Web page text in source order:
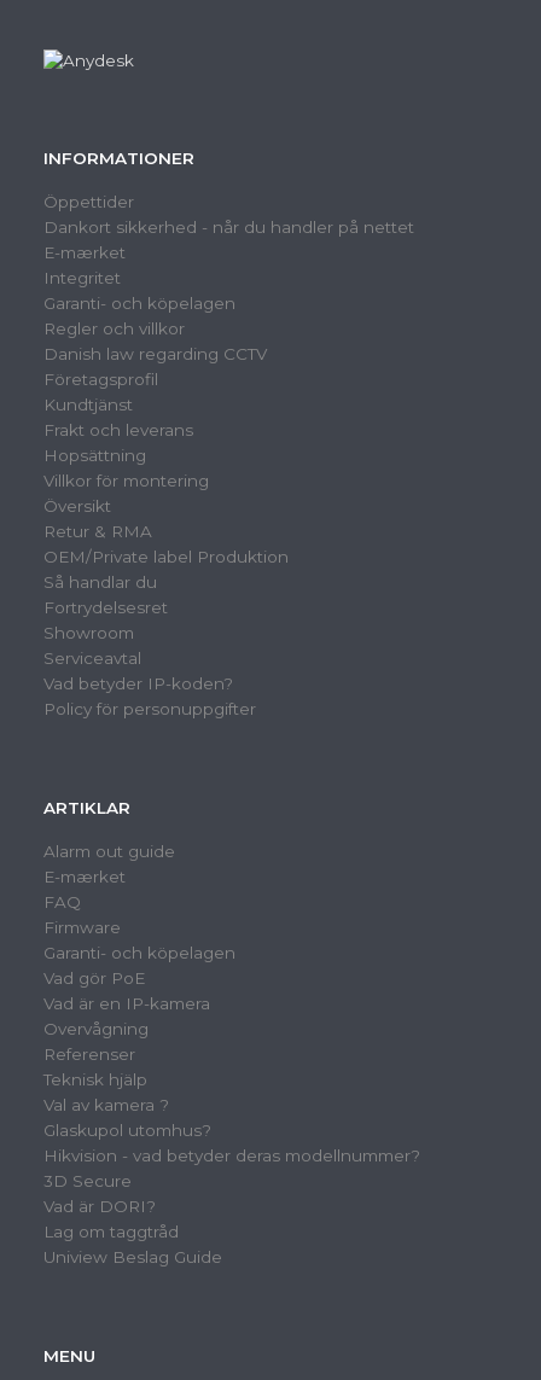
INFORMATIONER
Öppettider
Dankort sikkerhed - når du handler på nettet
E-mærket
Integritet
Garanti- och köpelagen
Regler och villkor
Danish law regarding CCTV
Företagsprofil
Kundtjänst
Frakt och leverans
Hopsättning
Villkor för montering
Översikt
Retur & RMA
OEM/Private label Produktion
Så handlar du
Fortrydelsesret
Showroom
Serviceavtal
Vad betyder IP-koden?
Policy för personuppgifter
ARTIKLAR
Alarm out guide
E-mærket
FAQ
Firmware
Garanti- och köpelagen
Vad gör PoE
Vad är en IP-kamera
Overvågning
Referenser
Teknisk hjälp
Val av kamera ?
Glaskupol utomhus?
Hikvision - vad betyder deras modellnummer?
3D Secure
Vad är DORI?
Lag om taggtråd
Uniview Beslag Guide
MENU